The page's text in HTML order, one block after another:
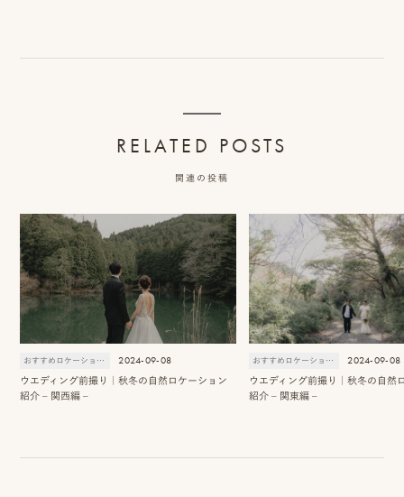
RELATED POSTS
関連の投稿
おすすめロケーションスポット 2024-09-08
ウエディング前撮り｜秋冬の自然ロケーション
紹介 – 関西編 –
おすすめロケーションスポット 2024-09-08
ウエディング前撮り｜秋冬の自然
紹介 – 関東編 –